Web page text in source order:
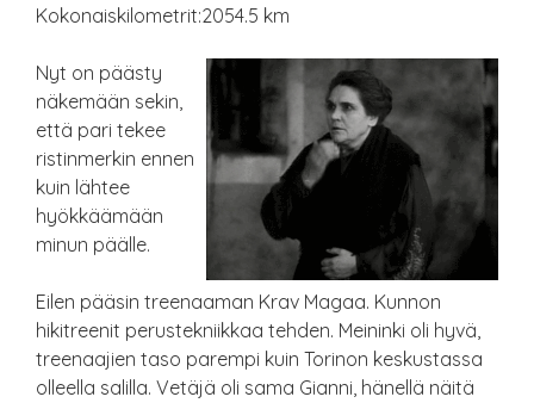
Kokonaiskilometrit:2054.5 km
Nyt on päästy
näkemään sekin,
että pari tekee
ristinmerkin ennen
kuin lähtee
hyökkäämään
minun päälle.
Eilen pääsin treenaaman Krav Magaa. Kunnon
hikitreenit perustekniikkaa tehden. Meininki oli hyvä,
treenaajien taso parempi kuin Torinon keskustassa
olleella salilla. Vetäjä oli sama Gianni, hänellä näitä